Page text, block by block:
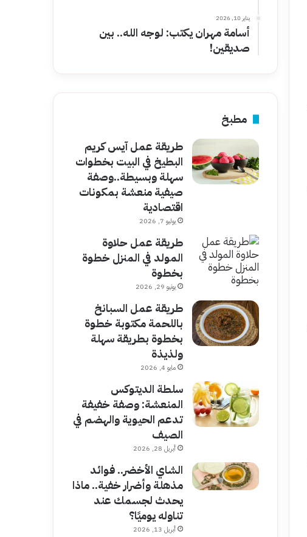
يناير 10, 2026
أسامة مهران يكتب: لوجه الله.. بين
صديقين!
مطبخ
طريقة عمل آيس كريم
البطيخ في البيت بخطوات
سهلة وبسيطة..وصفة
صيفية منعشة بمكونات
اقتصادية
يوليو 7, 2026
طريقة عمل حلاوة
المولد في المنزل خطوة
بخطوة
يونيو 29, 2026
طريقة عمل السبانخ
باللحمة مكتوبة خطوة
بخطوة بطريقة سهلة
ولذيذة
مايو 4, 2026
سلطة الديتوكس
المنعشة: وصفة خفيفة
تدعم الحيوية والهضم في
الصيف
أبريل 28, 2026
الشاي الأخضر.. فوائد
مذهلة وأضرار خفية.. ماذا
يحدث لجسمك عند
تناوله يوميًا؟
أبريل 13, 2026